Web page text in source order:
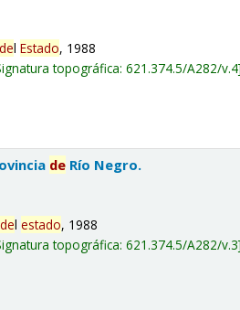
delEstado, 1988
topográfica:621.374.5/A282/v.4
de Río Negro.
delestado, 1988
topográfica:621.374.5/A282/v.3